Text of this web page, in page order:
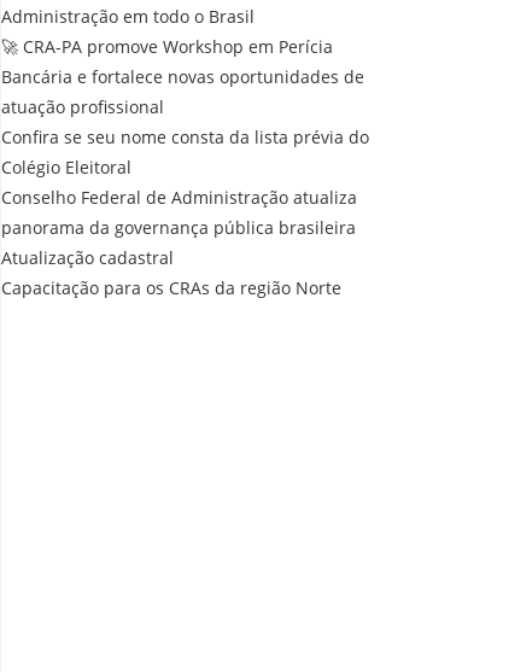
Administração em todo o Brasil
🚀 CRA-PA promove Workshop em Perícia
Bancária e fortalece novas oportunidades de
atuação profissional
Confira se seu nome consta da lista prévia do
Colégio Eleitoral
Conselho Federal de Administração atualiza
panorama da governança pública brasileira
Atualização cadastral
Capacitação para os CRAs da região Norte